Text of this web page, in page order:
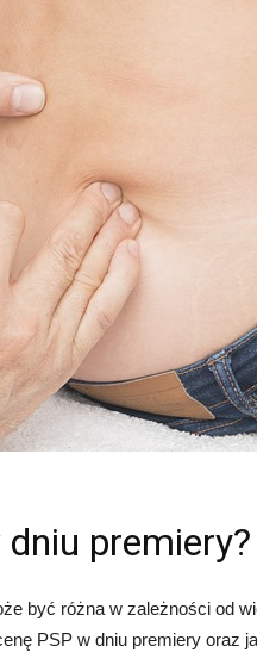
premiery?
być różna w zależności od
PSP w dniu premiery oraz